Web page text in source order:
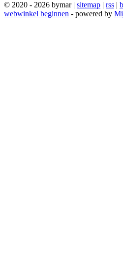
© 2020 - 2026 bymar | sitemap | rss |
webwinkel beginnen - powered by